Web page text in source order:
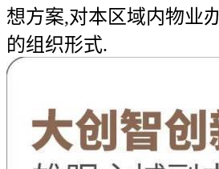
想方案,对本区域内物业
的组织形式.